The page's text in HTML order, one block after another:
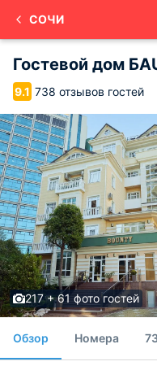
СОЧИ
Гостевой дом
9.1 738 отзывов гостей
217 + 61 фото гостей
Обзор Номера